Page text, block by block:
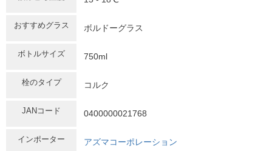
おすすめグラス ボルドーグラス
ボトルサイズ 750ml
栓のタイプ コルク
JANコード 0400000021768
インポーター アズマコーポレーション